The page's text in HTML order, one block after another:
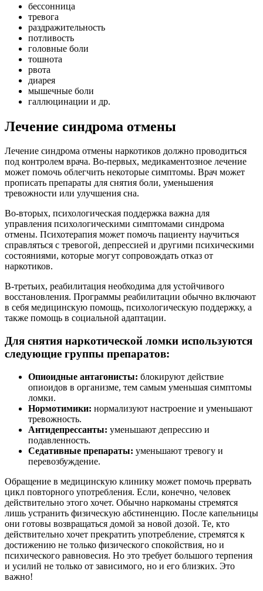
бессонница
тревога
раздражительность
потливость
головные боли
тошнота
рвота
диарея
мышечные боли
галлюцинации и др.
Лечение синдрома отмены
Лечение синдрома отмены наркотиков должно проводиться
под контролем врача. Во-первых, медикаментозное лечение
может помочь облегчить некоторые симптомы. Врач может
прописать препараты для снятия боли, уменьшения
тревожности или улучшения сна.
Во-вторых, психологическая поддержка важна для
управления психологическими симптомами синдрома
отмены. Психотерапия может помочь пациенту научиться
справляться с тревогой, депрессией и другими психическими
состояниями, которые могут сопровождать отказ от
наркотиков.
В-третьих, реабилитация необходима для устойчивого
восстановления. Программы реабилитации обычно включают
в себя медицинскую помощь, психологическую поддержку, а
также помощь в социальной адаптации.
Для снятия наркотической ломки используются
следующие группы препаратов:
Опиоидные антагонисты: блокируют действие
опиоидов в организме, тем самым уменьшая симптомы
ломки.
Нормотимики: нормализуют настроение и уменьшают
тревожность.
Антидепрессанты: уменьшают депрессию и
подавленность.
Седативные препараты: уменьшают тревогу и
перевозбуждение.
Обращение в медицинскую клинику может помочь прервать
цикл повторного употребления. Если, конечно, человек
действительно этого хочет. Обычно наркоманы стремятся
лишь устранить физическую абстиненцию. После капельницы
они готовы возвращаться домой за новой дозой. Те, кто
действительно хочет прекратить употребление, стремятся к
достижению не только физического спокойствия, но и
психического равновесия. Но это требует большого терпения
и усилий не только от зависимого, но и его близких. Это
важно!